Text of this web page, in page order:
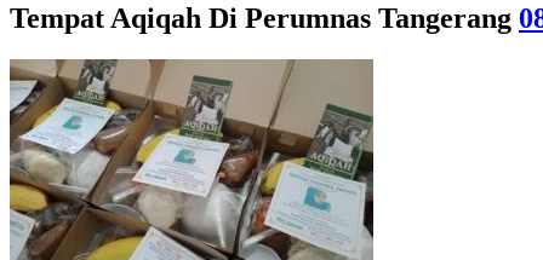
Tempat Aqiqah Di Perumnas Tangerang